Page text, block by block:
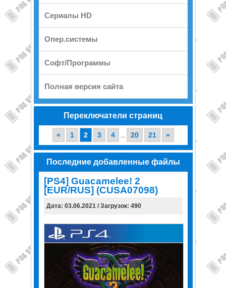
Сериалы HD
Опер.системы
Софт/Программы
Полная версия сайта
Переключатели страниц
« 1 2 3 4 ... 20 21 »
Последние добавленные файлы
[PS4] Guacamelee! 2
[EUR/RUS] (CUSA07098)
Дата: 03.06.2021 / Загрузок: 490